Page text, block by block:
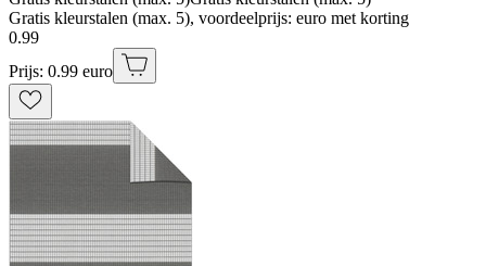
Gratis kleurstalen (max. 5), voordeelprijs: euro met korting
0.99
Prijs: 0.99 euro